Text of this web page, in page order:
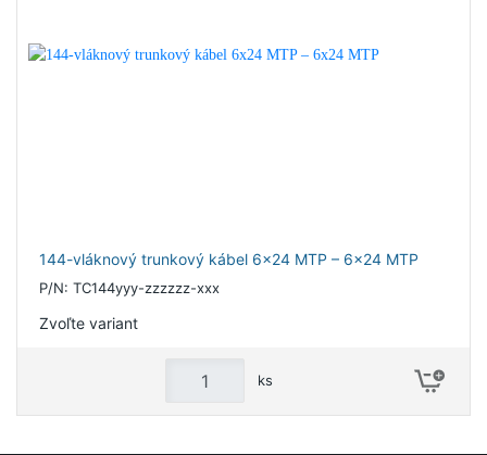
144-vláknový trunkový kábel 6x24 MTP – 6x24 MTP
P/N: TC144yyy-zzzzzz-xxx
Zvoľte variant
ks